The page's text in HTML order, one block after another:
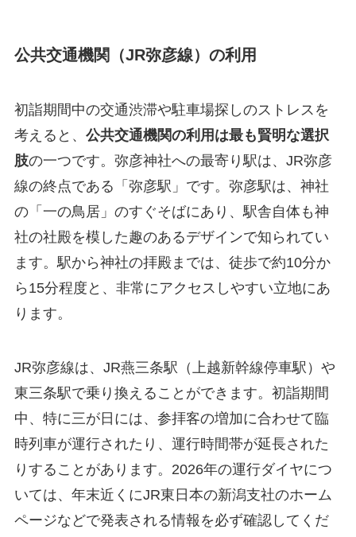
公共交通機関（JR弥彦線）の利用
初詣期間中の交通渋滞や駐車場探しのストレスを
考えると、 公共交通機関の利用は最も賢明な選択
肢の一つです。弥彦神社への最寄り駅は、JR弥彦
線の終点である「弥彦駅」です。弥彦駅は、神社
の「一の鳥居」のすぐそばにあり、駅舎自体も神
社の社殿を模した趣のあるデザインで知られてい
ます。駅から神社の拝殿までは、徒歩で約10分か
ら15分程度と、非常にアクセスしやすい立地にあ
ります。
JR弥彦線は、JR燕三条駅（上越新幹線停車駅）や
東三条駅で乗り換えることができます。初詣期間
中、特に三が日には、参拝客の増加に合わせて臨
時列車が運行されたり、運行時間帯が延長された
りすることがあります。2026年の運行ダイヤにつ
いては、年末近くにJR東日本の新潟支社のホーム
ページなどで発表される情報を必ず確認してくだ